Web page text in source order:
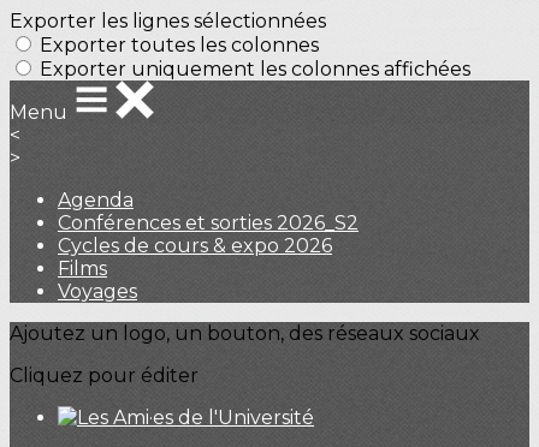
Exporter les lignes sélectionnées
Exporter toutes les colonnes
Exporter uniquement les colonnes affichées
Menu
<
>
Agenda
Conférences et sorties 2026_S2
Cycles de cours & expo 2026
Films
Voyages
Ajoutez un logo, un bouton, des réseaux sociaux
Cliquez pour éditer